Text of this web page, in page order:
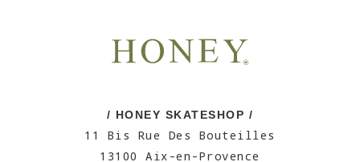
/ HONEY SKATESHOP /
11 Bis Rue Des Bouteilles
13100 Aix-en-Provence